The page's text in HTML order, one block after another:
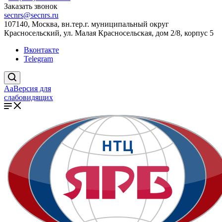
Заказать звонок
secnrs@secnrs.ru
107140, Москва, вн.тер.г. муниципальный округ
Красносельский, ул. Малая Красносельская, дом 2/8, корпус 5
Вконтакте
Telegram
AaВерсия для
слабовидящих